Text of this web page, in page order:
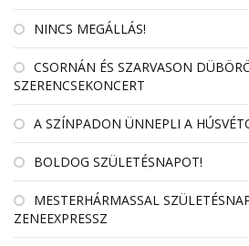
NINCS MEGÁLLÁS!
CSORNÁN ÉS SZARVASON
SZERENCSEKONCERT
A SZÍNPADON ÜNNEPLI A
BOLDOG SZÜLETÉSNAPOT!
MESTERHÁRMASSAL
ZENEEXPRESSZ